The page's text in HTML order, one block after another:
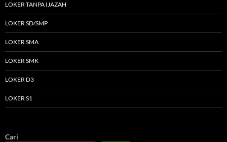
LOKER TANPA IJAZAH
LOKER SD/SMP
LOKER SMA
LOKER SMK
LOKER D3
LOKER S1
Cari